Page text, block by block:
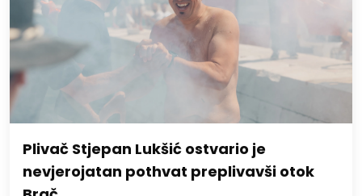
Plivač Stjepan Lukšić ostvario je
nevjerojatan pothvat preplivavši otok